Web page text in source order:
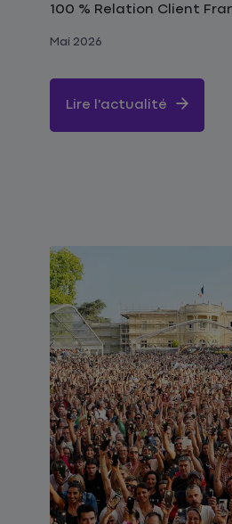
100 % Relation Client
Mai 2026
Lire l'actualité